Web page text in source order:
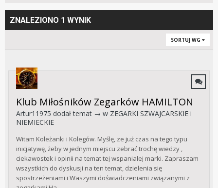
ZNALEZIONO 1 WYNIK
SORTUJ WG
Klub Miłośników Zegarków HAMILTON
Artur11975 dodał temat → w ZEGARKI SZWAJCARSKIE i
NIEMIECKIE
Witam Koleżanki i Kolegów. Myślę, ze już czas na tego typu
inicjatywę, żeby w jednym miejscu zebrać trochę wiedzy ,
ciekawostek i opinii na temat tej wspaniałej marki. Zapraszam
wszystkich do dyskusji na ten temat, dzielenia się
spostrzeżeniami i Waszymi doświadczeniami związanymi z